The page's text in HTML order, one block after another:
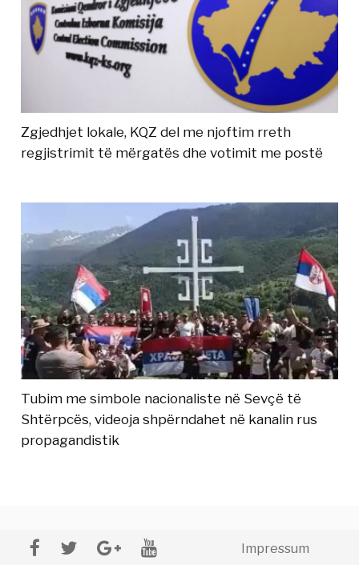
Zgjedhjet lokale, KQZ del me njoftim rreth
regjistrimit të mërgatës dhe votimit me postë
Tubim me simbole nacionaliste në Sevçë të
Shtërpcës, videoja shpërndahet në kanalin rus
propagandistik
Impressum